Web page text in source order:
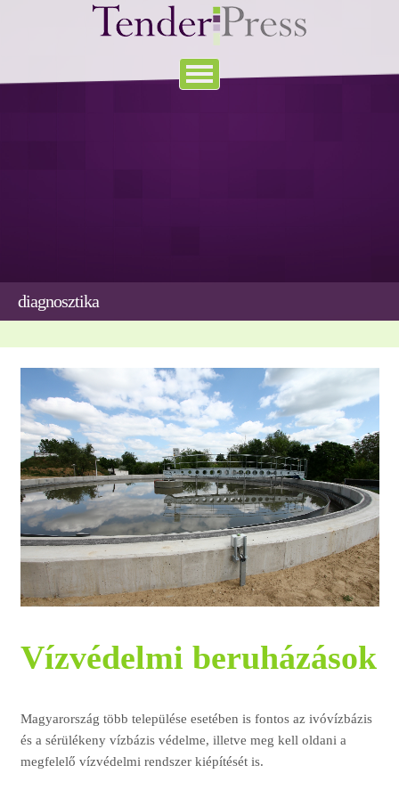
diagnosztika
Vízvédelmi beruházások
Magyarország több települése esetében is fontos az ivóvízbázis
és a sérülékeny vízbázis védelme, illetve meg kell oldani a
megfelelő vízvédelmi rendszer kiépítését is.